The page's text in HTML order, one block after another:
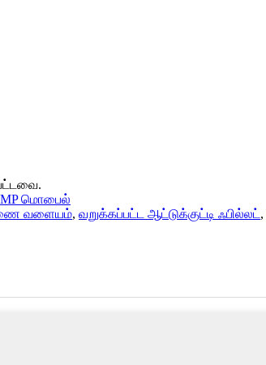
மொபைல்
வளையம், வறுக்கப்பட்ட ஆட்டுக்குட்டி ஃபில்லட் ,